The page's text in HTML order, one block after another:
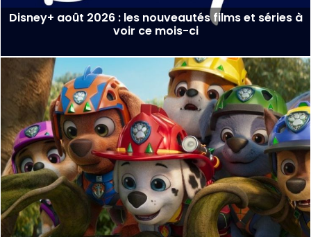
Disney+ août 2026 : les nouveautés films et séries à
voir ce mois-ci